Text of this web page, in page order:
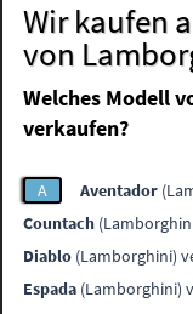
Wir kaufen
von
Welches Modell
verkaufen?
A Aventador
Countach
Diablo (Lamborghini)
Espada (Lamborghini)